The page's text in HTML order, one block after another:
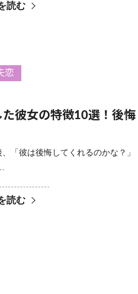
読む
恋
彼女の特徴10選！後悔
「彼は後悔してくれるのかな？」
読む